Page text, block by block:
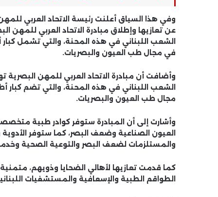
وفي هذا السياق أعلنت رئيسة الاتحاد العربي
عن تعازيها وإطلاق مبادرة الاتحاد العربي
الشعب اللبناني في هذه المحنة، والتي تشمل
في مجال طب العيون والبصريات.
وأضافت أن مبادرة الاتحاد العربي للمهن
الشعب اللبناني في هذه المحنة، والتي تضم كبار
مجال طب العيون والبصريات.
وأشارت إلى أن المبادرة ستوفر كوادر طبية
العيون الصناعية وضعف البصر، كما ستوفر
والمستلزمات لضعف البصر والتوعية الصحية
كما قدمت تعازيها لأهالي الضحايا وذويهم، متمنية
الطواقم الطبية والإسعافية والمستشفيات